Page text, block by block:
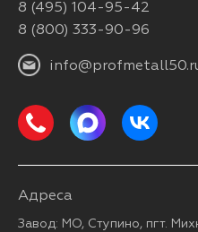
8 (495) 104-95-42
8 (800) 333-90-96
Адреса
Завод: МО, Ступино, пгт.